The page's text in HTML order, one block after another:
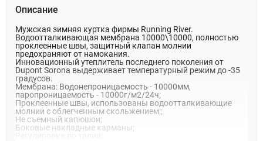
Описание
Мужская зимняя куртка фирмы Running River.
Водоотталкивающая мембрана 10000\10000, полностью
проклеенные швы, защитный клапан молнии
предохраняют от намокания.
Инновационный утеплитель последнего поколения от
Dupont Sorona выдерживает температурный режим до -35
градусов.
Мембрана: Водонепроницаемость - 10000мм,
паропроницаемость - 10000г/м2/24ч;
Проклеенные швы, использованы водоотталкивающие
молнии с облегченным скольжением;;
Не съемный капюшон;
Боковые накладные карманы;
Регулировка по талии;